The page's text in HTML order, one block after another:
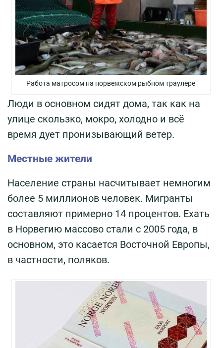
Работа матросом на норвежском рыбном траулере
Люди в основном сидят дома, так как на
улице скользко, мокро, холодно и всё
время дует пронизывающий ветер.
Местные жители
Население страны насчитывает немногим
более 5 миллионов человек. Мигранты
составляют примерно 14 процентов. Ехать
в Норвегию массово стали с 2005 года, в
основном, это касается Восточной Европы,
в частности, поляков.